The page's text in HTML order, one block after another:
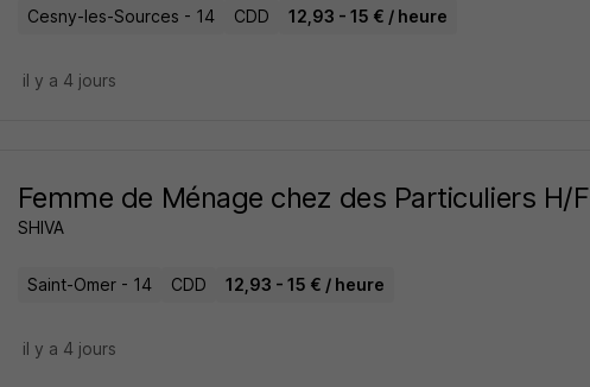
Cesny-les-Sources - 14 CDD 12,93 - 15 € / heure
il y a 4 jours
Femme de Ménage chez des Particuliers H/F
SHIVA
Saint-Omer - 14 CDD 12,93 - 15 € / heure
il y a 4 jours